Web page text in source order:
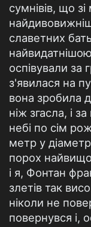
сумнівів, що
славетних
оспівували за
з'явилася на
вона зробила
ніж згасла, і
небі по сім
метр у
порох
і я, Фонтан
злетів так
ніколи не
повернувся і,